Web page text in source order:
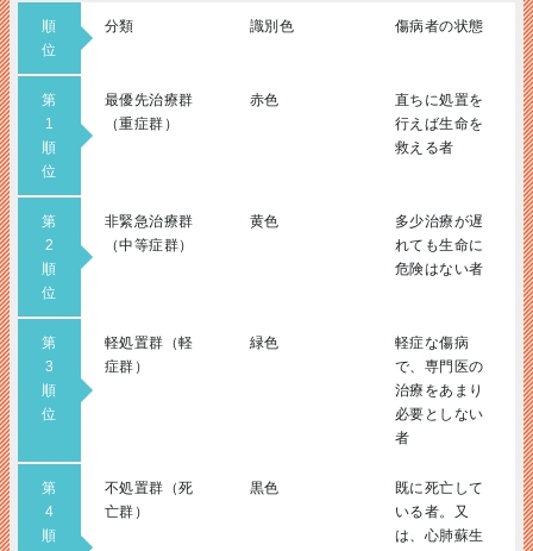
順
位
分類 識別色 傷病者の状態
第
1
順
位
最優先治療群
（重症群）
赤色
直ちに処置を
行えば生命を
救える者
第
2
順
位
非緊急治療群
（中等症群）
黄色
多少治療が遅
れても生命に
危険はない者
第
3
順
位
軽処置群（軽
症群）
緑色
軽症な傷病
で、専門医の
治療をあまり
必要としない
者
第
4
順
不処置群（死
亡群）
黒色
既に死亡して
いる者。又
は、心肺蘇生